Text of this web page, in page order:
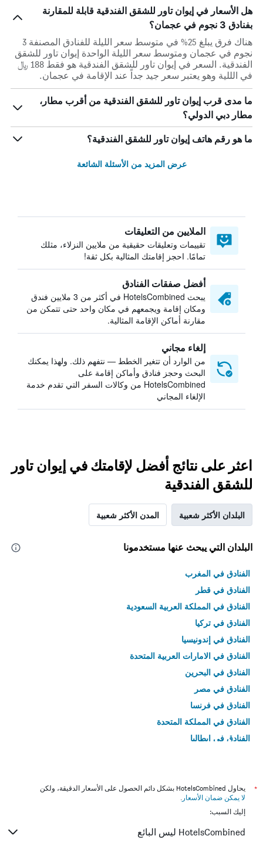
هل الأسعار في إيوان تاور للشقق الفندقية قابلة للمقارنة
بفنادق 3 نجوم في عجمان؟
هناك فرق يبلغ 25% في متوسط ​​سعر الليلة للفنادق المصنفة 3
نجوم في عجمان ومتوسط ​​سعر الليلة الواحدة إيوان تاور للشقق
الفندقية. السعر في إيوان تاور للشقق الفندقية هو فقط 188 ﷼
في الللية وهو يعتبر سعر جيد جداً عند الإقامة في عجمان.
ما مدى قرب إيوان تاور للشقق الفندقية من أقرب مطار،
مطار دبي الدولي؟
ما هو رقم هاتف إيوان تاور للشقق الفندقية؟
عرض المزيد من الأسئلة الشائعة
الملايين من التعليقات
تقييمات وتعليقات حقيقية من ملايين النزلاء، مثلك
تمامًا. احجز إقامتك المثالية بكل ثقة!
أفضل صفقات الفنادق
يبحث HotelsCombined في أكثر من 3 ملايين فندق
ومكان إقامة ويجمعهم في مكان واحد حتى تتمكن من
مقارنة أماكن الإقامة المثالية.
إلغاء مجاني
من الوارد أن تتغير الخطط — نتفهم ذلك. ولهذا يمكنك
البحث وحجز فنادق وأماكن إقامة على
HotelsCombined من وكالات السفر التي تقدم خدمة
الإلغاء المجاني
اعثر على نتائج أفضل لإقامتك في إيوان تاور
للشقق الفندقية
البلدان الأكثر شعبية المدن الأكثر شعبية
البلدان التي يبحث عنها مستخدمونا
الفنادق في المغرب
الفنادق في قطر
الفنادق في المملكة العربية السعودية
الفنادق في تركيا
الفنادق في إندونيسيا
الفنادق في الامارات العربية المتحدة
الفنادق في البحرين
الفنادق في مصر
الفنادق في فرنسا
الفنادق في المملكة المتحدة
الفنادق في إيطاليا
*
يحاول HotelsCombined بشكل دائم الحصول على الأسعار الدقيقة، ولكن
لا يمكن ضمان الأسعار .
إليك السبب:
HotelsCombined ليس البائع